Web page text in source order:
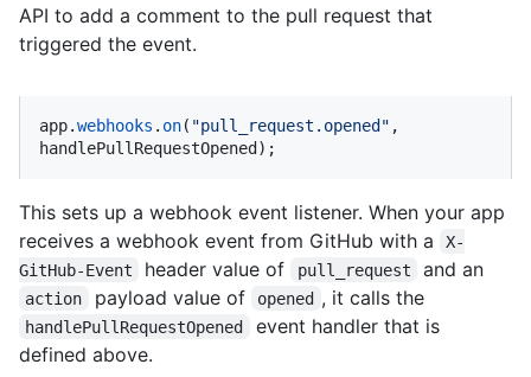
API to add a comment to the pull request that
triggered the event.
app.webhooks . on( "pull_request.opened" ,
handlePullRequestOpened);
This sets up a webhook event listener. When your app
receives a webhook event from GitHub with a
X-
GitHub-Event
header value of pull_request and an
action payload value of opened , it calls the
handlePullRequestOpened
event handler that is
defined above.